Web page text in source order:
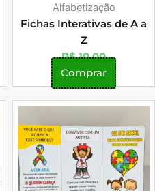
Alfabetização
Fichas Interativas de A a
Z
R$10,00
Comprar